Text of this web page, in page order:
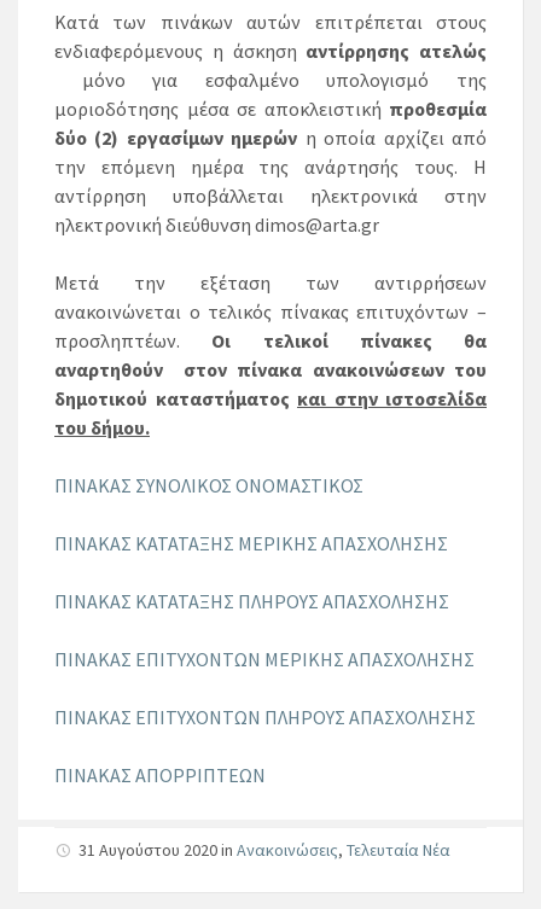
Κατά των πινάκων αυτών επιτρέπεται στους
ενδιαφερόμενους η άσκηση αντίρρησης ατελώς
μόνο για εσφαλμένο υπολογισμό της
μοριοδότησης μέσα σε αποκλειστική προθεσμία
δύο (2) εργασίμων ημερών η οποία αρχίζει από
την επόμενη ημέρα της ανάρτησής τους. Η
αντίρρηση υποβάλλεται ηλεκτρονικά στην
ηλεκτρονική διεύθυνση dimos@arta.gr
Μετά την εξέταση των αντιρρήσεων
ανακοινώνεται ο τελικός πίνακας επιτυχόντων –
προσληπτέων. Οι τελικοί πίνακες θα
αναρτηθούν στον πίνακα ανακοινώσεων του
δημοτικού καταστήματος και στην ιστοσελίδα
του δήμου.
ΠΙΝΑΚΑΣ ΣΥΝΟΛΙΚΟΣ ΟΝΟΜΑΣΤΙΚΟΣ
ΠΙΝΑΚΑΣ ΚΑΤΑΤΑΞΗΣ ΜΕΡΙΚΗΣ ΑΠΑΣΧΟΛΗΣΗΣ
ΠΙΝΑΚΑΣ ΚΑΤΑΤΑΞΗΣ ΠΛΗΡΟΥΣ ΑΠΑΣΧΟΛΗΣΗΣ
ΠΙΝΑΚΑΣ ΕΠΙΤΥΧΟΝΤΩΝ ΜΕΡΙΚΗΣ ΑΠΑΣΧΟΛΗΣΗΣ
ΠΙΝΑΚΑΣ ΕΠΙΤΥΧΟΝΤΩΝ ΠΛΗΡΟΥΣ ΑΠΑΣΧΟΛΗΣΗΣ
ΠΙΝΑΚΑΣ ΑΠΟΡΡΙΠΤΕΩΝ
31 Αυγούστου 2020in Ανακοινώσεις, Τελευταία Νέα